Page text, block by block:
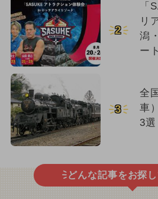
2
「
リ
潟
ー
3
全
車
3
どんな記事をお探